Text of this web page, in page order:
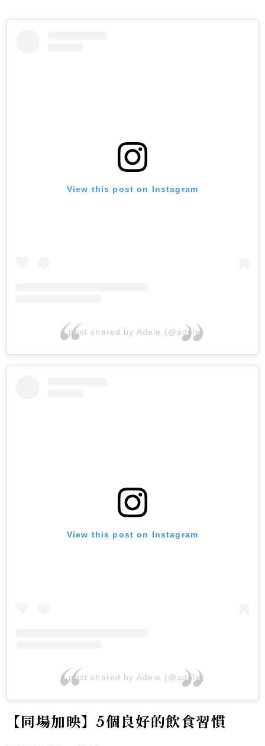
View this post on Instagram
A post shared by Adele (@adele)
View this post on Instagram
A post shared by Adele (@adele)
【同場加映】5個良好的飲食習慣